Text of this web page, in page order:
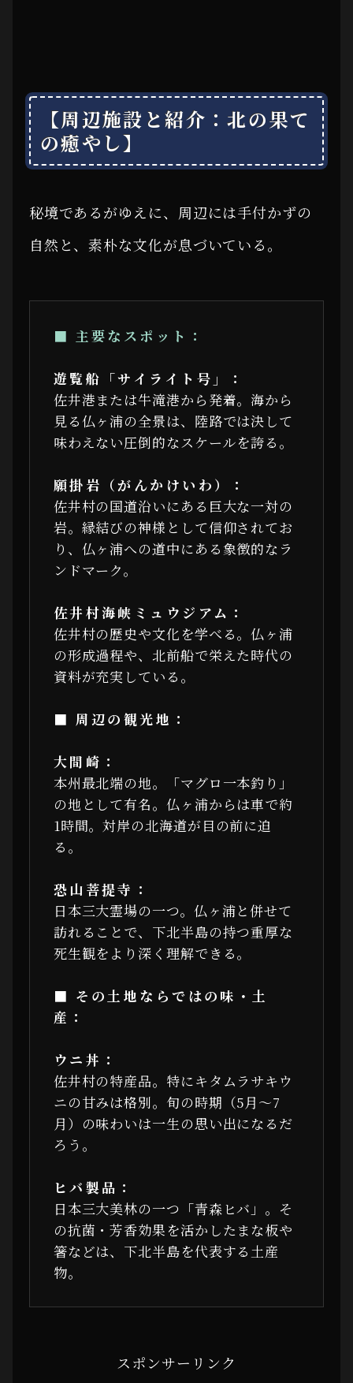
【周辺施設と紹介：北の果て
の癒やし】
秘境であるがゆえに、周辺には手付かずの
自然と、素朴な文化が息づいている。
■ 主要なスポット：
遊覧船「サイライト号」：
佐井港または牛滝港から発着。海から
見る仏ヶ浦の全景は、陸路では決して
味わえない圧倒的なスケールを誇る。
願掛岩（がんかけいわ）：
佐井村の国道沿いにある巨大な一対の
岩。縁結びの神様として信仰されてお
り、仏ヶ浦への道中にある象徴的なラ
ンドマーク。
佐井村海峡ミュウジアム：
佐井村の歴史や文化を学べる。仏ヶ浦
の形成過程や、北前船で栄えた時代の
資料が充実している。
■ 周辺の観光地：
大間崎：
本州最北端の地。「マグロ一本釣り」
の地として有名。仏ヶ浦からは車で約
1時間。対岸の北海道が目の前に迫
る。
恐山菩提寺：
日本三大霊場の一つ。仏ヶ浦と併せて
訪れることで、下北半島の持つ重厚な
死生観をより深く理解できる。
■ その土地ならではの味・土
産：
ウニ丼：
佐井村の特産品。特にキタムラサキウ
ニの甘みは格別。旬の時期（5月〜7
月）の味わいは一生の思い出になるだ
ろう。
ヒバ製品：
日本三大美林の一つ「青森ヒバ」。そ
の抗菌・芳香効果を活かしたまな板や
箸などは、下北半島を代表する土産
物。
スポンサーリンク